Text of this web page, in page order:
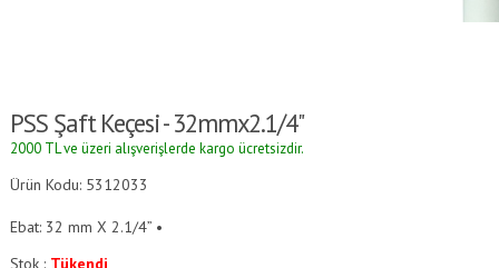
PSS Şaft Keçesi - 32mmx2.1/4"
2000 TL ve üzeri alışverişlerde kargo ücretsizdir.
Ürün Kodu: 5312033
Ebat: 32 mm X 2.1/4” •
Stok : Tükendi